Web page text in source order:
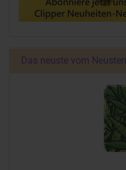
Das neuste vom Neusten